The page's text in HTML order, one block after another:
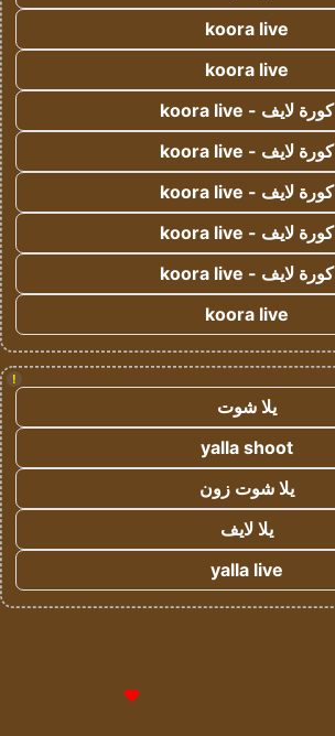
koora live
koora live
كورة لايف - koora live
كورة لايف - koora live
كورة لايف - koora live
كورة لايف - koora live
كورة لايف - koora live
koora live
!
يلا شوت
yalla shoot
يلا شوت زون
يلا لايف
yalla live